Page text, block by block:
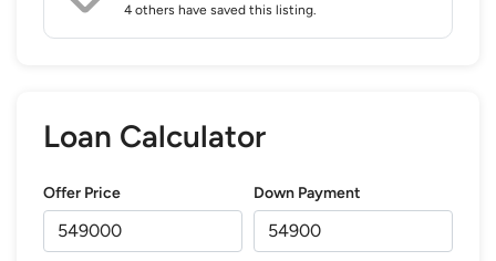
4 others have saved this listing.
Loan Calculator
Offer Price Down Payment